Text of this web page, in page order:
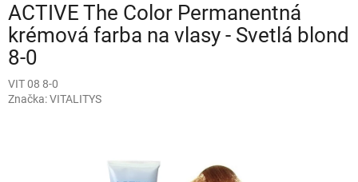
ACTIVE The Color Permanentná
krémová farba na vlasy - Svetlá blond
8-0
VIT 08 8-0
Značka:VITALITYS